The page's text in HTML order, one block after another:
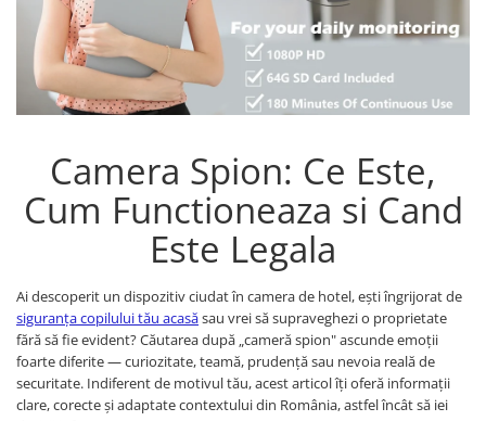
Camera Spion: Ce Este,
Cum Functioneaza si Cand
Este Legala
Ai descoperit un dispozitiv ciudat în camera de hotel, ești îngrijorat de
siguranța copilului tău acasăsau vrei să supraveghezi o proprietate
fără să fie evident? Căutarea după „cameră spion" ascunde emoții
foarte diferite — curiozitate, teamă, prudență sau nevoia reală de
securitate. Indiferent de motivul tău, acest articol îți oferă informații
clare, corecte și adaptate contextului din România, astfel încât să iei